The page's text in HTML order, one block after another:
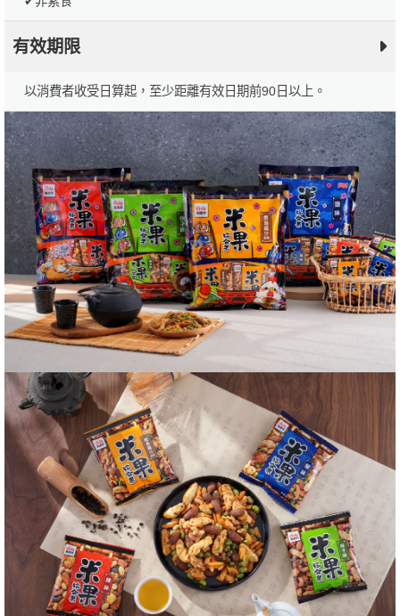
有效期限
以消費者收受日算起，至少距離有效日期前90日以上。